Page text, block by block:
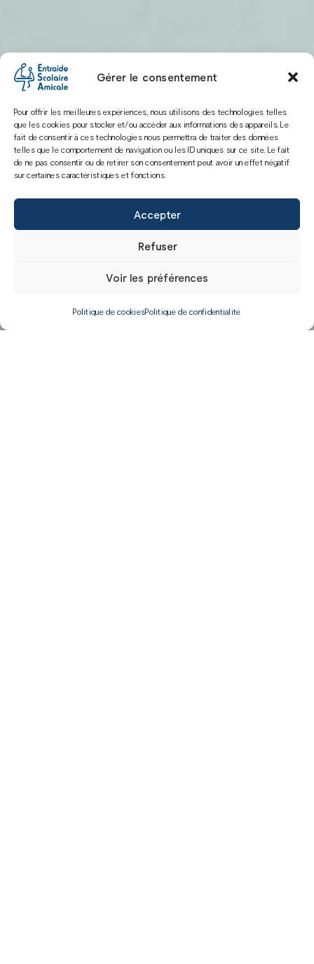
Gérer le consentement
Pour offrir les meilleures expériences, nous utilisons des technologies telles
que les cookies pour stocker et/ou accéder aux informations des appareils. Le
fait de consentir à ces technologies nous permettra de traiter des données
telles que le comportement de navigation ou les ID uniques sur ce site. Le fait
de ne pas consentir ou de retirer son consentement peut avoir un effet négatif
sur certaines caractéristiques et fonctions.
Accepter
Refuser
Voir les préférences
Politique de cookiesPolitique de confidentialité